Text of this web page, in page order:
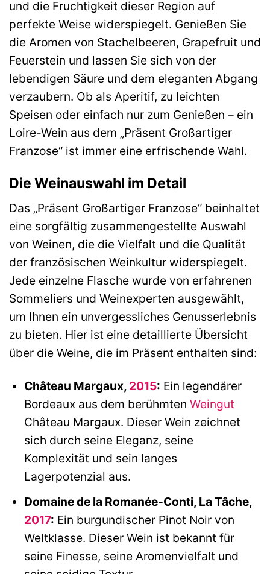
und die Fruchtigkeit dieser Region auf
perfekte Weise widerspiegelt. Genießen Sie
die Aromen von Stachelbeeren, Grapefruit und
Feuerstein und lassen Sie sich von der
lebendigen Säure und dem eleganten Abgang
verzaubern. Ob als Aperitif, zu leichten
Speisen oder einfach nur zum Genießen – ein
Loire-Wein aus dem „Präsent Großartiger
Franzose“ ist immer eine erfrischende Wahl.
Die Weinauswahl im Detail
Das „Präsent Großartiger Franzose“ beinhaltet
eine sorgfältig zusammengestellte Auswahl
von Weinen, die die Vielfalt und die Qualität
der französischen Weinkultur widerspiegelt.
Jede einzelne Flasche wurde von erfahrenen
Sommeliers und Weinexperten ausgewählt,
um Ihnen ein unvergessliches Genusserlebnis
zu bieten. Hier ist eine detaillierte Übersicht
über die Weine, die im Präsent enthalten sind:
Château Margaux, 2015: Ein legendärer
Bordeaux aus dem berühmten Weingut
Château Margaux. Dieser Wein zeichnet
sich durch seine Eleganz, seine
Komplexität und sein langes
Lagerpotenzial aus.
Domaine de la Romanée-Conti, La Tâche,
2017: Ein burgundischer Pinot Noir von
Weltklasse. Dieser Wein ist bekannt für
seine Finesse, seine Aromenvielfalt und